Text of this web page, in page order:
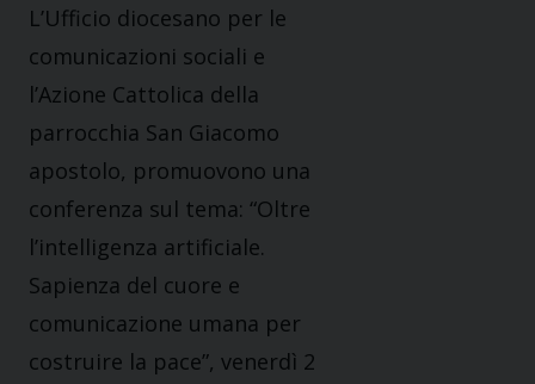
L’Ufficio diocesano per le
comunicazioni sociali e
l’Azione Cattolica della
parrocchia San Giacomo
apostolo, promuovono una
conferenza sul tema: “Oltre
l’intelligenza artificiale.
Sapienza del cuore e
comunicazione umana per
costruire la pace”, venerdì 2